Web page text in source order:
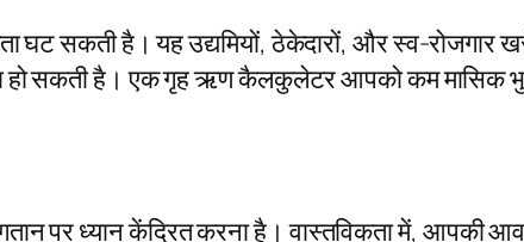
सकती है। यह उद्यमियों, ठेकेदारों, और स्व-रोजगार
हो सकती है। एक गृह ऋण कैलकुलेटर आपको कम
भुगतान पर ध्यान केंद्रित करना है। वास्तविकता में, आपकी